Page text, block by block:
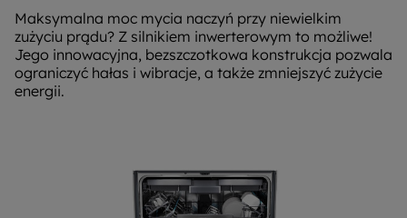
Maksymalna moc mycia naczyń przy niewielkim
zużyciu prądu? Z silnikiem inwerterowym to możliwe!
Jego innowacyjna, bezszczotkowa konstrukcja pozwala
ograniczyć hałas i wibracje, a także zmniejszyć zużycie
energii.